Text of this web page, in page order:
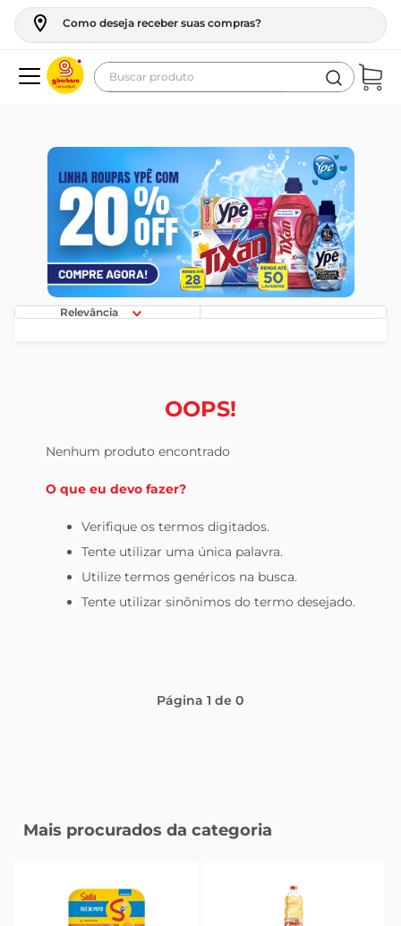
Como deseja receber suas compras?
Buscar produto
Relevância
OOPS!
Nenhum produto encontrado
O que eu devo fazer?
Verifique os termos digitados.
Tente utilizar uma única palavra.
Utilize termos genéricos na busca.
Tente utilizar sinônimos do termo desejado.
Página1 de0
Mais procurados da categoria
geladeira
maquina lavar
fogao
café
cerveja
frango